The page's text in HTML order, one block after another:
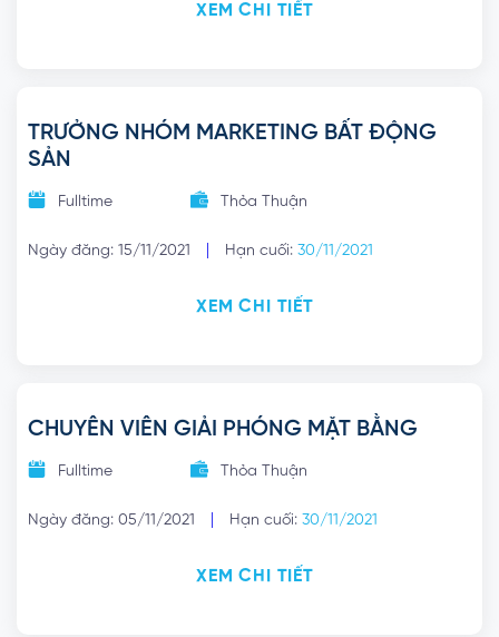
XEM CHI TIẾT
TRƯỞNG NHÓM MARKETING BẤT ĐỘNG
SẢN
Fulltime Thỏa Thuận
Ngày đăng: 15/11/2021 | Hạn cuối: 30/11/2021
XEM CHI TIẾT
CHUYÊN VIÊN GIẢI PHÓNG MẶT BẰNG
Fulltime Thỏa Thuận
Ngày đăng: 05/11/2021 | Hạn cuối: 30/11/2021
XEM CHI TIẾT